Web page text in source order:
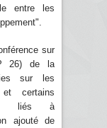
entre les
sur
26) de la
sur les
et certains
liés à
ajouté de